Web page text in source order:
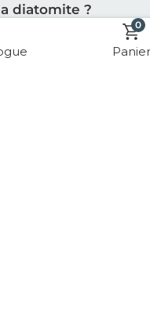
diatomite ?
catégories de
0
Panier